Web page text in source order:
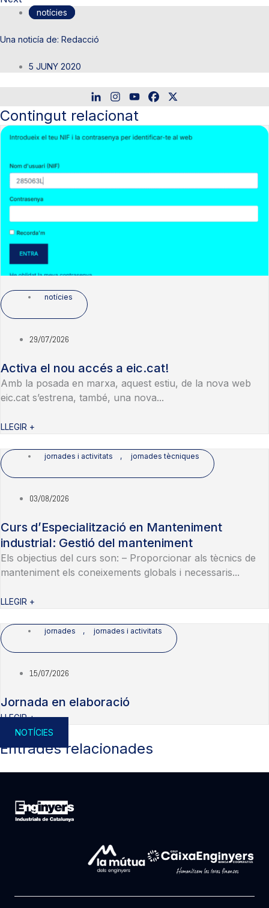
notícies
Redacció
5 JUNY 2020
Contingut relacionat
notícies
29/07/2026
Activa el nou accés a eic.cat!
Amb la posada en marxa, aquest estiu, de la nova web
eic.cat s’estrena, també, una nova...
LLEGIR +
jornades i activitats , jornades tècniques
03/08/2026
Curs d’Especialització en Manteniment
industrial: Gestió del manteniment
Els objectius del curs son: – Proporcionar als tècnics de
manteniment els coneixements globals i necessaris...
LLEGIR +
jornades , jornades i activitats
15/07/2026
Jornada en elaboració
LLEGIR +
NOTÍCIES
Entrades relacionades